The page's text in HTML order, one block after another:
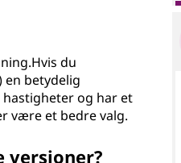
du
en betydelig
og har et
være et bedre valg.
versjoner?